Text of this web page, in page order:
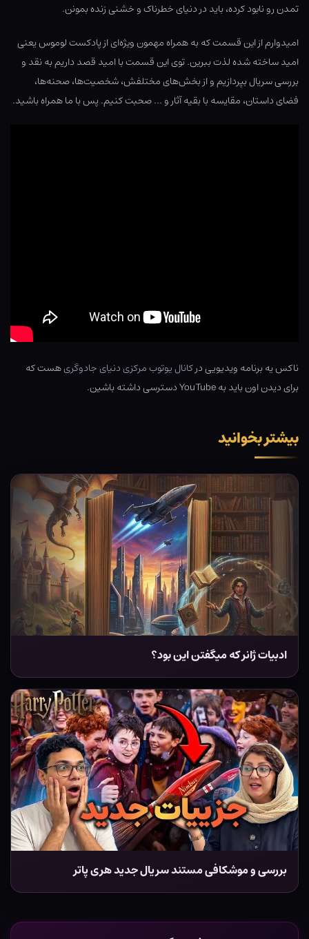
تمدن رو نابود کرده، باید در دنیای خطرناک و خشنی زنده بمونن.
امیدوارم از این قسمت که به همراه مهمون ویژه‌ای از پادکست لوموس یعنی
امید ساخته شده لذت ببرین. توی این قسمت با امید قصد داریم به نقد و
بررسی سریال بپردازیم و از بخش‌های مختلفش، شخصیت‌ها، صحنه‌ها،
فضای داستان، مقایسه با بقیه آثار و … صحبت کنیم. پس با ما همراه باشید.
ناکس یه برنامه ویدیویی درکانال یوتوب مرکزی دنیای جادوگریهست که
برای دیدن اون باید به YouTube دسترسی داشته باشین.
بیشتر بخوانید
ادبیات ژانر که میگفتن این بود؟
بررسی و موشکافی مستند سریال جدید هری پاتر